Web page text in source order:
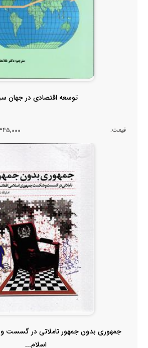
توسعه اقتصادی در جهان
قیمت:
جمهوری بدون جمهور تاملاتی در
اسلام...